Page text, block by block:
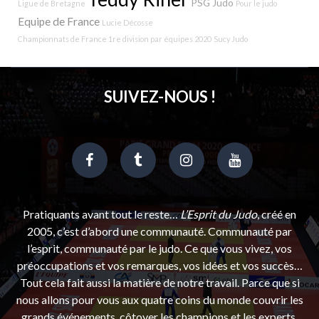
Ligue de Bretagne PSG Judo Pour le judo
Equipe de France Lucie Décosse
Championnats de France 1re division par équipes 2020 Sucy Judo
SUIVEZ-NOUS !
Pratiquants avant tout le reste…L’Esprit du Judo, créé en
2005, c’est d’abord une communauté. Communauté par
l’esprit, communauté par le judo. Ce que vous vivez, vos
préoccupations et vos remarques, vos idées et vos succès…
Tout cela fait aussi la matière de notre travail. Parce que si
nous allons pour vous aux quatre coins du monde couvrir les